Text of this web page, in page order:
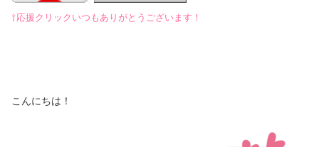
⇧応援クリックいつもありがとうございます！
こんにちは！